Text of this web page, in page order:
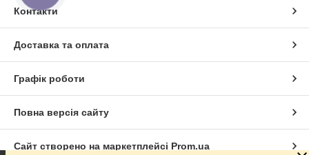
Контакти
Доставка та оплата
Графік роботи
Повна версія сайту
Сайт створено на маркетплейсі Prom.ua